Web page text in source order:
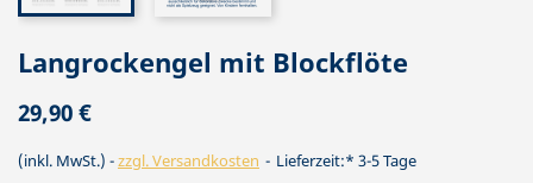
Langrockengel mit Blockflöte
29,90 €
(inkl. MwSt.) zzgl. Versandkosten Lieferzeit:* 3-5 Tage